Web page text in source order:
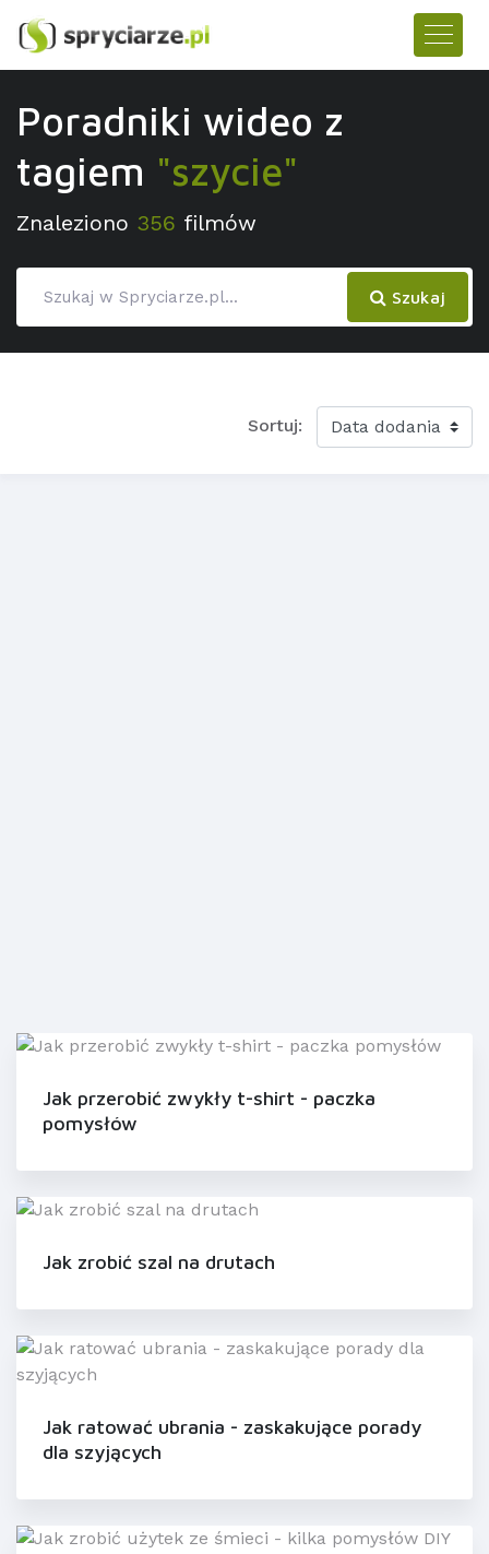
Poradniki wideo z
tagiem "szycie"
Znaleziono 356 filmów
Szukaj
Sortuj:
Jak przerobić zwykły t-shirt - paczka
pomysłów
Jak zrobić szal na drutach
Jak ratować ubrania - zaskakujące porady
dla szyjących